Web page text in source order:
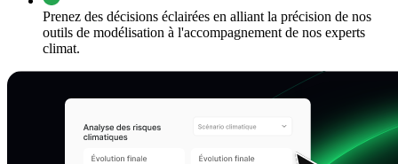
Prenez des décisions éclairées en alliant la précision de nos
outils de modélisation à l'accompagnement de nos experts
climat.